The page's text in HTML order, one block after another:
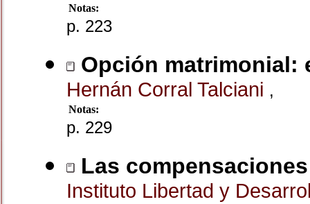
Notas:
p. 223
Opción matrimonial:
Hernán Corral Talciani ,
Notas:
p. 229
Las
Instituto Libertad y